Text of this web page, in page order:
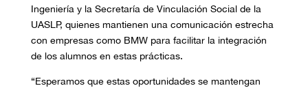
Ingeniería y la Secretaría de Vinculación Social de la
UASLP, quienes mantienen una comunicación estrecha
con empresas como BMW para facilitar la integración
de los alumnos en estas prácticas.
“Esperamos que estas oportunidades se mantengan